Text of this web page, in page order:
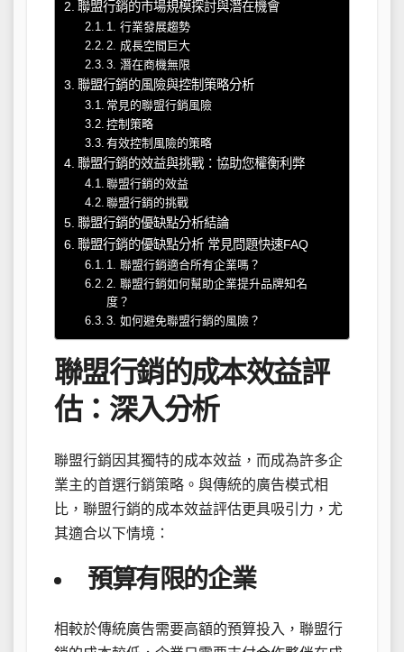
聯盟行銷的市場規模探討與潛在機會
1. 行業發展趨勢
2. 成長空間巨大
3. 潛在商機無限
聯盟行銷的風險與控制策略分析
常見的聯盟行銷風險
控制策略
有效控制風險的策略
聯盟行銷的效益與挑戰：協助您權衡利弊
聯盟行銷的效益
聯盟行銷的挑戰
聯盟行銷的優缺點分析結論
聯盟行銷的優缺點分析 常見問題快速FAQ
1. 聯盟行銷適合所有企業嗎？
2. 聯盟行銷如何幫助企業提升品牌知名
度？
3. 如何避免聯盟行銷的風險？
聯盟行銷的成本效益評
估：深入分析
聯盟行銷因其獨特的成本效益，而成為許多企
業主的首選行銷策略。與傳統的廣告模式相
比，聯盟行銷的成本效益評估更具吸引力，尤
其適合以下情境：
預算有限的企業
相較於傳統廣告需要高額的預算投入，聯盟行